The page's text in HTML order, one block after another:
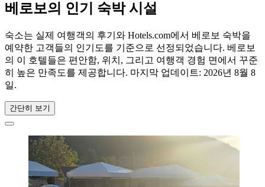
베로보의 인기 숙박 시설
숙소는 실제 여행객의 후기와 Hotels.com에서 베로보 숙박을
예약한 고객들의 인기도를 기준으로 선정되었습니다. 베로보
의 이 호텔들은 편안함, 위치, 그리고 여행객 경험 면에서 꾸준
히 높은 만족도를 제공합니다. 마지막 업데이트: 2026년 8월 8
일.
간단히 보기